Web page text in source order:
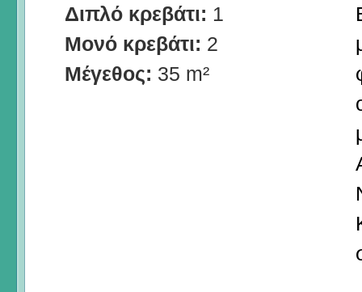
Διπλό κρεβάτι: 1
Μονό κρεβάτι: 2
Μέγεθος: 35 m²